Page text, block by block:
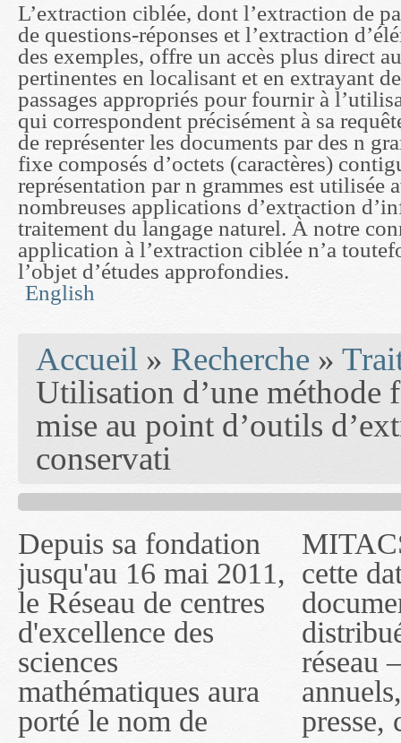
L’extraction ciblée, dont l’extraction de
de questions-réponses et l’extraction
des exemples, offre un accès plus direct
pertinentes en localisant et en extrayant
passages appropriés pour fournir à
qui correspondent précisément à sa
de représenter les documents par des n
fixe composés d’octets (caractères)
représentation par n grammes est utilisée
nombreuses applications d’extraction
traitement du langage naturel. À notre
application à l’extraction ciblée n’a
l’objet d’études approfondies.
English
Accueil » Recherche »
Utilisation d’une méthode
mise au point d’outils
conservati
Depuis sa fondation
jusqu'au 16 mai 2011,
le Réseau de centres
d'excellence des
sciences
mathématiques aura
porté le nom de
MITACS inc. Jusqu'à
cette date, les
documents publiés ou
distribués par ce
réseau — rapports
annuels, coupures de
presse, communiqués
— l'auront désigné
sous le nom de
MITACS inc. À
compter du 16 mai
2011, toutefois, le
réseau portera le nom